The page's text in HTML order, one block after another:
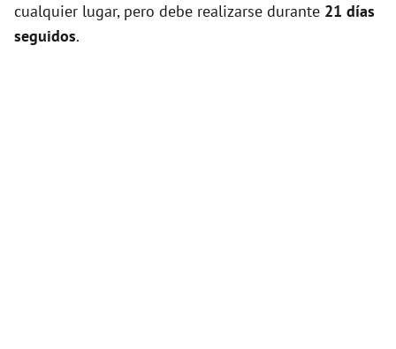
cualquier lugar, pero debe realizarse durante 21 días
seguidos.